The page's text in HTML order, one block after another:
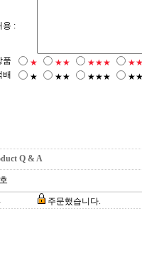
용 :
품 ★ ★★ ★★★
배
★ ★★ ★★★
Q & A
주문했습니다.